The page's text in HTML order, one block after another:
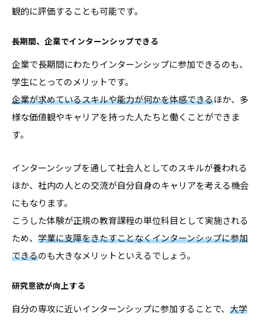
観的に評価することも可能です。
長期間、企業でインターンシップできる
企業で長期間にわたりインターンシップに参加できるのも、
学生にとってのメリットです。
企業が求めているスキルや能力が何かを体感できるほか、多
様な価値観やキャリアを持った人たちと働くことができま
す。
インターンシップを通して社会人としてのスキルが養われる
ほか、社内の人との交流が自分自身のキャリアを考える機会
にもなります。
こうした体験が正規の教育課程の単位科目として実施される
ため、 学業に支障をきたすことなくインターンシップに参加
できるのも大きなメリットといえるでしょう。
研究意欲が向上する
自分の専攻に近いインターンシップに参加することで、 大学